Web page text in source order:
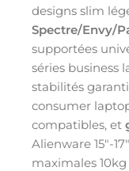
designs slim
Spectre/Envy/
supportées
séries business
stabilités
consumer
compatibles, et
Alienware 15″-
maximales